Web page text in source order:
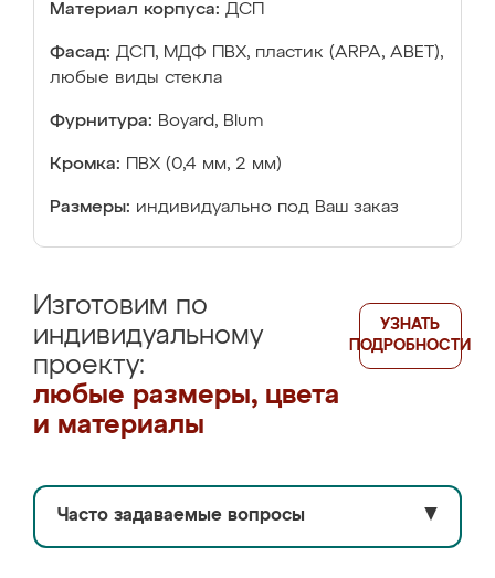
Материал корпуса: ДСП
Фасад: ДСП, МДФ ПВХ, пластик (ARPA, ABET),
любые виды стекла
Фурнитура: Boyard, Blum
Кромка: ПВХ (0,4 мм, 2 мм)
Размеры: индивидуально под Ваш заказ
Изготовим по
индивидуальному
проекту:
любые размеры, цвета
и материалы
УЗНАТЬ
ПОДРОБНОСТИ
Часто задаваемые вопросы ▼